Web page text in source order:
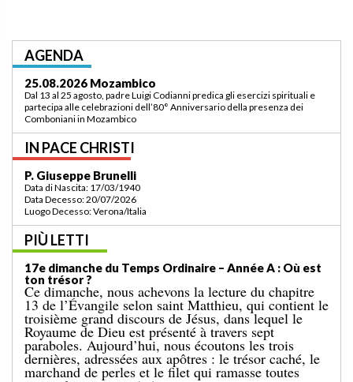
AGENDA
03.09.2026 Lomé/Togo
Padre Luigi Codianni e padre Elias Sindjalim partecipano dal 26 agosto al 3
settembre all’incontro della commissione ASCAF sulla riorganizzazione
della regione a Lomé/Togo
IN PACE CHRISTI
P. Bruno Bordonali
Data di Nascita: 01/07/1942
Data Decesso: 13/07/2026
Luogo Decesso: Verona /Italia
PIÙ LETTI
19e dimanche du Temps Ordinaire – Année A: «
Ordonne-moi de venir vers toi ! »
L’Évangile de dimanche dernier nous racontait le
miracle de la multiplication des pains pour une
grande foule, dans un lieu désert. Le récit se
terminait par le ramassage de douze paniers remplis
de restes. Cet événement est suivi de l’épisode bien
connu d’aujourd’hui, dans lequel Jésus marche sur la
mer. [...]